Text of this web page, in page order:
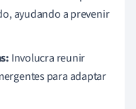
ayudando a prevenir
Involucra reunir
para adaptar